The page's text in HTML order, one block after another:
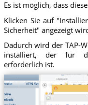
Es ist möglich, dass
Klicken Sie auf
Sicherheit" angezeigt
Dadurch wird der TAP-
installiert, der für
erforderlich ist.